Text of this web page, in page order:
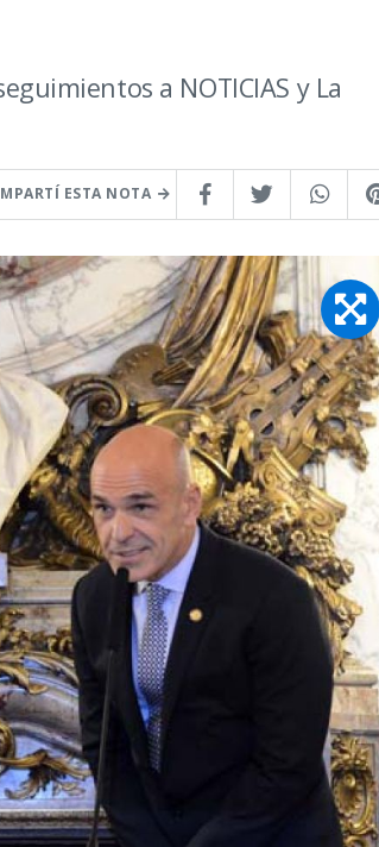
a NOTICIAS y La
ESTA NOTA